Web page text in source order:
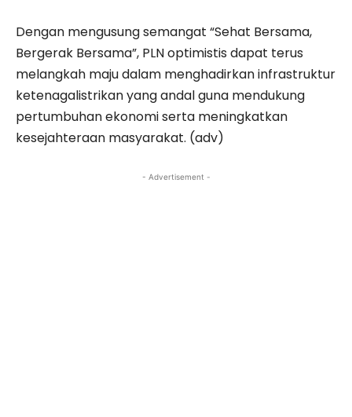
Dengan mengusung semangat “Sehat Bersama,
Bergerak Bersama”, PLN optimistis dapat terus
melangkah maju dalam menghadirkan infrastruktur
ketenagalistrikan yang andal guna mendukung
pertumbuhan ekonomi serta meningkatkan
kesejahteraan masyarakat. (adv)
- Advertisement -